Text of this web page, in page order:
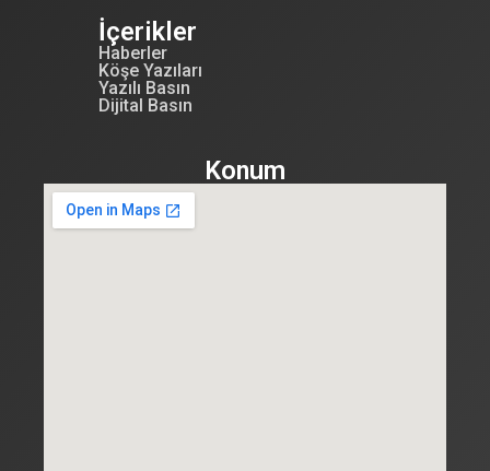
İçerikler
Haberler
Köşe Yazıları
Yazılı Basın
Dijital Basın
Konum